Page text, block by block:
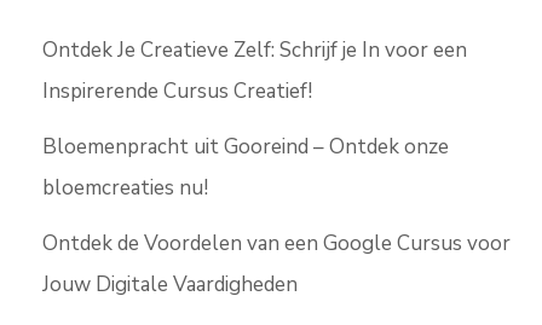
Ontdek Je Creatieve Zelf: Schrijf je In voor een
Inspirerende Cursus Creatief!
Bloemenpracht uit Gooreind – Ontdek onze
bloemcreaties nu!
Ontdek de Voordelen van een Google Cursus voor
Jouw Digitale Vaardigheden